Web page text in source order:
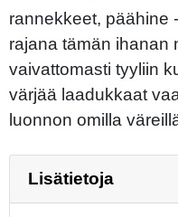
rannekkeet, päähine
rajana tämän ihanan
vaivattomasti tyyliin
värjää laadukkaat
luonnon omilla
Lisätietoja